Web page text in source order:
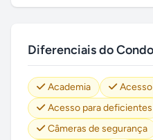
Diferenciais do
Academia
Acesso para deficientes
Câmeras de segurança